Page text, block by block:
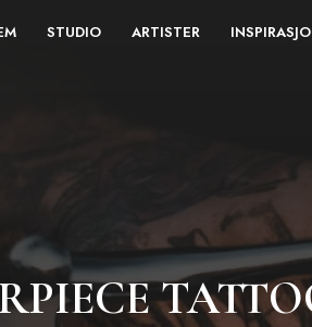
STUDIO ARTISTER